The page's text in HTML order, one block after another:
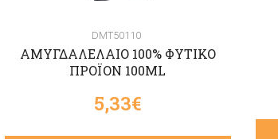
DMT50110
ΑΜΥΓΔΑΛΕΛΑΙΟ 100% ΦΥΤΙΚΟ
ΠΡΟΪΟΝ 100ML
5,33€